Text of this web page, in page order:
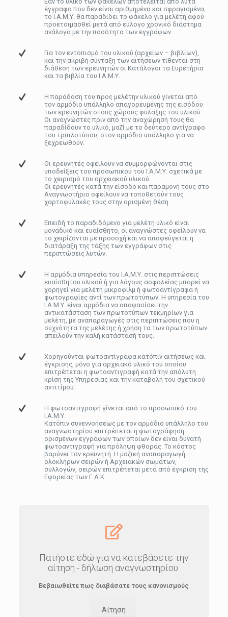
έγγραφα που δεν είναι αριθμημένα και σφραγισμένα,
το Ι.Α.Μ.Υ. θα παραδίδει το φάκελο για μελέτη αφού
προετοιμασθεί μετά από εύλογο χρονικό διάστημα
ανάλογα με την ποσότητα των εγγράφων.
Για τον εντοπισμό του υλικού (αρχείων – βιβλίων),
και την ακριβή σύνταξη των αιτήσεων τίθενται στη
διάθεση των ερευνητών οι Κατάλογοι τα Ευρετήρια
και τα βιβλία του Ι.Α.Μ.Υ.
Η παράδοση του προς μελέτην υλικού γίνεται από
τον αρμόδιο υπάλληλο απαγορευμένης της εισόδου
των ερευνητών στους χώρους φύλαξης του υλικού.
Οι αναγνώστες πριν από την αναχώρησή τους θα
παραδίδουν το υλικό, μαζί με το δεύτερο αντίγραφο
του τριπλοτύπου, στον αρμόδιο υπάλληλο για να
ξεχρεωθούν.
Οι ερευνητές οφείλουν να συμμορφώνονται στις
υποδείξεις του προσωπικού του Ι.Α.Μ.Υ. σχετικά με
το χειρισμό του αρχειακού υλικού.
Οι ερευνητές κατά την είσοδο και παραμονή τους στο
Αναγνωστήριο οφείλουν να τοποθετούν τους
χαρτοφύλακές τους στην ορισμένη θέση.
Επειδή το παραδιδόμενο για μελέτη υλικό είναι
μοναδικό και ευαίσθητο, οι αναγνώστες οφείλουν να
το χειρίζονται με προσοχή και να αποφεύγεται η
διατάραξη της τάξης των εγγράφων στις
περιπτώσεις λυτών.
Η αρμόδια υπηρεσία του Ι.Α.Μ.Υ. στις περιπτώσεις
ευαίσθητου υλικού ή για λόγους ασφαλείας μπορεί να
χορηγεί για μελέτη μικροφίλμ ή φωτοαντίγραφα ή
φωτογραφίες αντί των πρωτοτύπων. Η υπηρεσία του
Ι.Α.Μ.Υ. είναι αρμόδια να αποφασίσει την
αντικατάσταση των πρωτοτύπων τεκμηρίων για
μελέτη, με αναπαραγωγές στις περιπτώσεις που η
συχνότητα της μελέτης ή χρήση τα των πρωτοτύπων
απειλούν την καλή κατάστασή τους.
Χορηγούνται φωτοαντίγραφα κατόπιν αιτήσεως και
έγκρισης, μόνο για αρχειακό υλικό του οποίου
επιτρέπεται η φωτοαντιγραφή κατά την απόλυτη
κρίση της Υπηρεσίας και την καταβολή του σχετικού
αντιτίμου.
Η φωτοαντιγραφή γίνεται από το προσωπικό του
Ι.Α.Μ.Υ.
Κατόπιν συνεννοήσεως με τον αρμόδιο υπάλληλο του
αναγνωστηρίου επιτρέπεται η φωτογράφηση
ορισμένων εγγράφων των οποίων δεν είναι δυνατή
φωτοαντιγραφή για πρόληψη φθοράς. Το κόστος
βαρύνει τον ερευνητή. Η μαζική αναπαραγωγή
ολοκλήρων σειρών ή Αρχειακών σωμάτων,
συλλογών, σειρών επιτρέπεται μετά από έγκριση της
Εφορείας των Γ.Α.Κ.
Πατήστε εδώ για να κατεβάσετε την
αίτηση - δήλωση αναγνωστηρίου.
Βεβαιωθείτε πως διαβάσατε τους κανονισμούς
Αίτηση